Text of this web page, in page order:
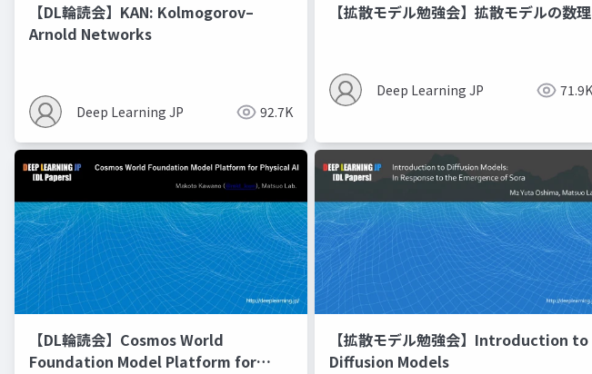
【DL輪読会】KAN: Kolmogorov–
Arnold Networks
Deep Learning JP 92.7K
【拡散モデル勉強会】拡散モデルの数理
Deep Learning JP 71.9K
【DL輪読会】Cosmos World
Foundation Model Platform for
【拡散モデル勉強会】Introduction to
Diffusion Models